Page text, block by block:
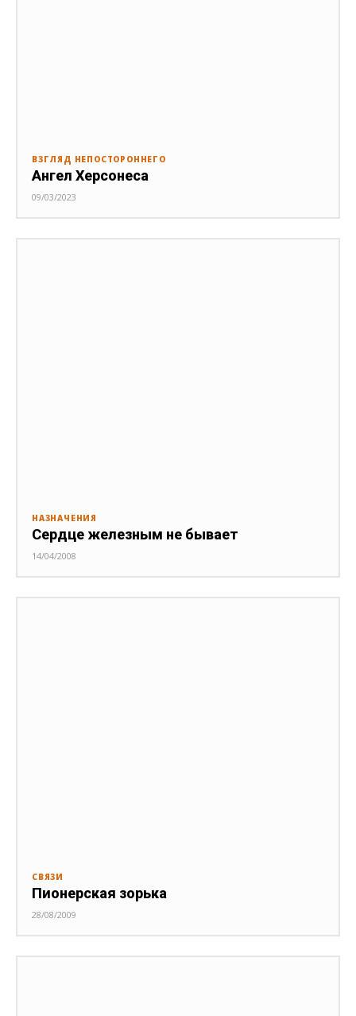
ВЗГЛЯД НЕПОСТОРОННЕГО
Ангел Херсонеса
09/03/2023
НАЗНАЧЕНИЯ
Сердце железным не бывает
14/04/2008
СВЯЗИ
Пионерская зорька
28/08/2009